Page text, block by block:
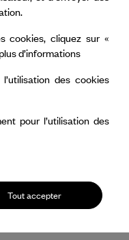
il continue
qui ont
durablement
cookies, cliquez sur «
d’informations
des cookies
pour l’utilisation des
Tout accepter